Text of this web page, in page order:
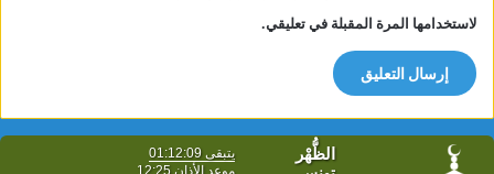
لاستخدامها المرة المقبلة في تعليقي.